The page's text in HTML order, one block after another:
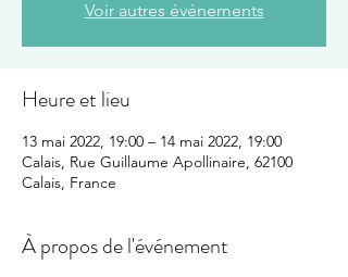
Voir autres événements
Heure et lieu
13 mai 2022, 19:00 – 14 mai 2022, 19:00
Calais, Rue Guillaume Apollinaire, 62100
Calais, France
À propos de l'événement